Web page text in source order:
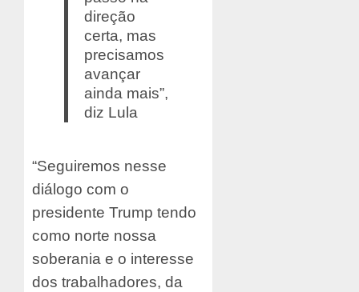
direção
certa, mas
precisamos
avançar
ainda mais”,
diz Lula
“Seguiremos nesse
diálogo com o
presidente Trump tendo
como norte nossa
soberania e o interesse
dos trabalhadores, da